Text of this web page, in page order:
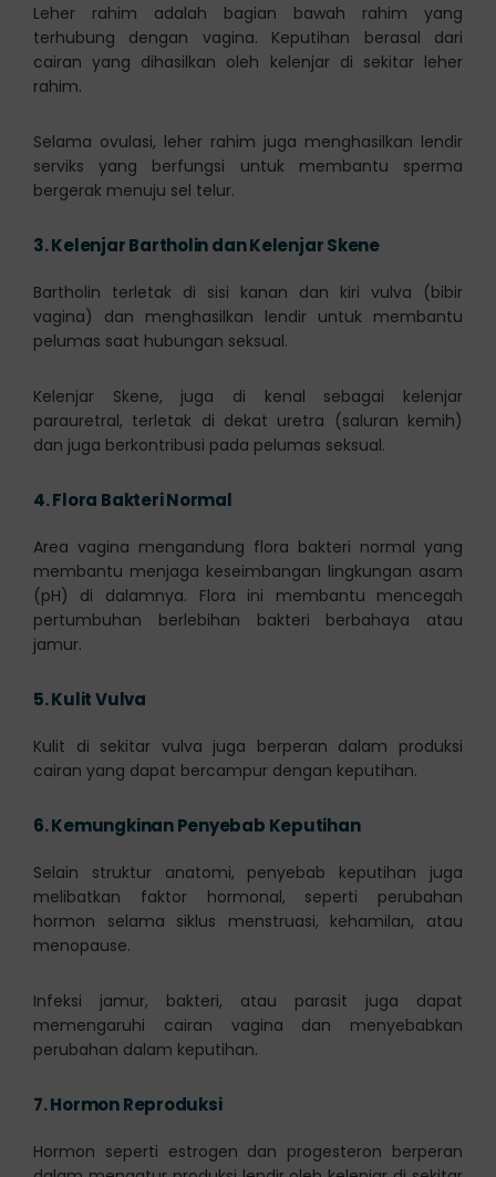
Leher rahim adalah bagian bawah rahim yang
terhubung dengan vagina. Keputihan berasal dari
cairan yang dihasilkan oleh kelenjar di sekitar leher
rahim.
Selama ovulasi, leher rahim juga menghasilkan lendir
serviks yang berfungsi untuk membantu sperma
bergerak menuju sel telur.
3.Kelenjar Bartholin dan Kelenjar Skene
Bartholin terletak di sisi kanan dan kiri vulva (bibir
vagina) dan menghasilkan lendir untuk membantu
pelumas saat hubungan seksual.
Kelenjar Skene, juga di kenal sebagai kelenjar
parauretral, terletak di dekat uretra (saluran kemih)
dan juga berkontribusi pada pelumas seksual.
4.Flora Bakteri Normal
Area vagina mengandung flora bakteri normal yang
membantu menjaga keseimbangan lingkungan asam
(pH) di dalamnya. Flora ini membantu mencegah
pertumbuhan berlebihan bakteri berbahaya atau
jamur.
5.Kulit Vulva
Kulit di sekitar vulva juga berperan dalam produksi
cairan yang dapat bercampur dengan keputihan.
6.Kemungkinan Penyebab Keputihan
Selain struktur anatomi, penyebab keputihan juga
melibatkan faktor hormonal, seperti perubahan
hormon selama siklus menstruasi, kehamilan, atau
menopause.
Infeksi jamur, bakteri, atau parasit juga dapat
memengaruhi cairan vagina dan menyebabkan
perubahan dalam keputihan.
7.Hormon Reproduksi
Hormon seperti estrogen dan progesteron berperan